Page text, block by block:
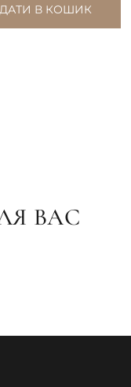
В КОШИК
ВАС